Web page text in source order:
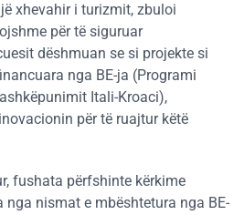
xhevahir i turizmit, zbuloi
për të siguruar
dëshmuan se si projekte si
nga BE-ja (Programi
Itali-Kroaci),
për të ruajtur këtë
fushata përfshinte kërkime
nga nismat e mbështetura nga BE-